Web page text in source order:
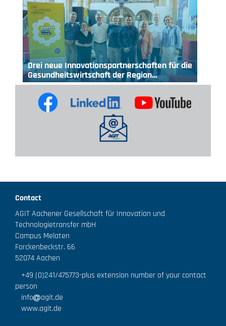
Drei neue Innovationspartnerschaften für die
Gesundheitswirtschaft der Region…
Contact
AGIT Aachener Gesellschaft für Innovation und
Technologietransfer mbH
Campus Melaten
Forckenbeckstr. 66
52074 Aachen
+49 (0)241/475773-plus extension number of your contact
person
info
agit.de
www.agit.de